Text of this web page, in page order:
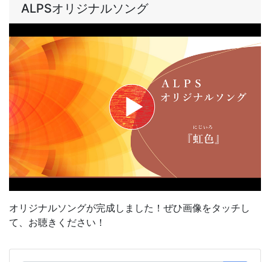
ALPSオリジナルソング
オリジナルソングが完成しました！ぜひ画像をタッチし
て、お聴きください！